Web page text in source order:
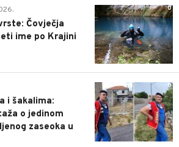
0
Čovječja
ime po Krajini
0
i šakalima:
o jedinom
zaseoka u